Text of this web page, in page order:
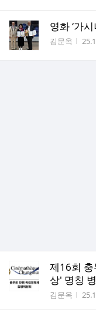
영화 ‘가
작성자
김문옥 작
제16회
상' 명칭
작성자
김문옥 작